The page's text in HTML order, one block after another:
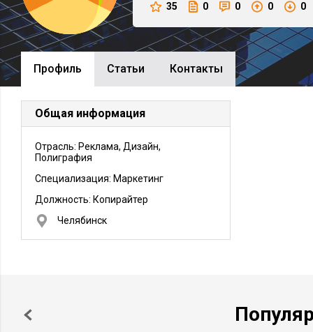
35 0 0 0 0
Профиль Cтатьи Контакты
Общая информация
Отрасль: Реклама, Дизайн,
Полиграфия
Специализация: Маркетинг
Должность: Копирайтер
Челябинск